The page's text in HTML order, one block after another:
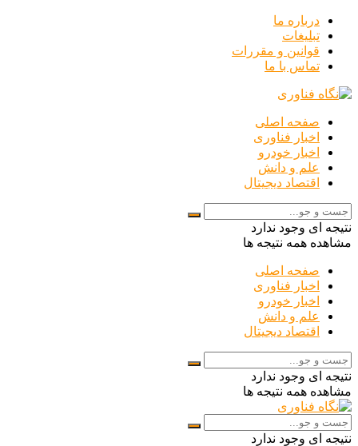
درباره ما
تبلیغات
قوانین و مقررات
تماس با ما
صفحه اصلی
اخبار فناوری
اخبار خودرو
علم و دانش
اقتصاد دیجیتال
نتیجه ای وجود ندارد
مشاهده همه نتیجه ها
صفحه اصلی
اخبار فناوری
اخبار خودرو
علم و دانش
اقتصاد دیجیتال
نتیجه ای وجود ندارد
مشاهده همه نتیجه ها
نتیجه ای وجود ندارد